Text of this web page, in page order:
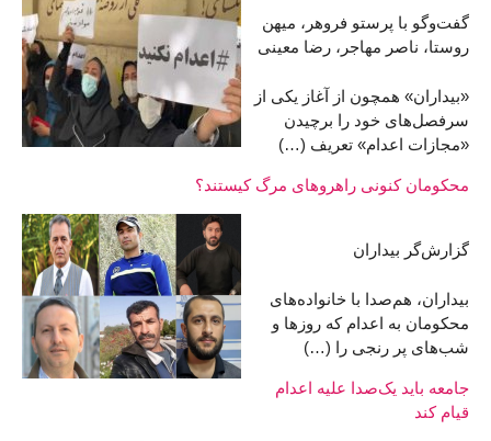
گفت‌وگو با پرستو فروهر، میهن
روستا، ناصر مهاجر، رضا معینی
«بیداران» همچون از آغاز یکی از
سرفصل‌های خود را برچیدن
«مجازات اعدام»‌ تعریف (…)
محکومان کنونی راهروهای مرگ کیستند؟
گزارش‌گر بیداران
بیداران، هم‌صدا با خانواده‌های
محکومان به اعدام که روزها و
شب‌های پر رنجی را (…)
جامعه باید یک‌صدا علیه اعدام
قیام کند